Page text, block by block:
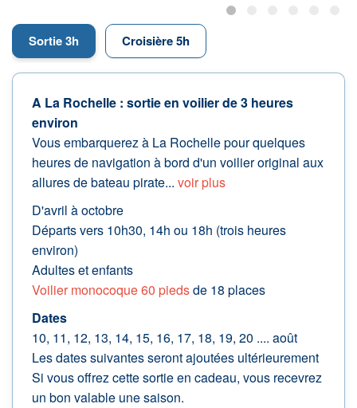
Sortie 3h Croisière 5h
A La Rochelle : sortie en voilier de 3 heures
environ
Vous embarquerez à La Rochelle pour quelques
heures de navigation à bord d'un voilier original aux
allures de bateau pirate... voir plus
D'avril à octobre
Départs vers 10h30, 14h ou 18h (trois heures
environ)
Adultes et enfants
Voilier monocoque 60 piedsde 18 places
Dates
10, 11, 12, 13, 14, 15, 16, 17, 18, 19, 20 .... août
Les dates suivantes seront ajoutées ultérieurement
Si vous offrez cette sortie en cadeau, vous recevrez
un bon valable une saison.